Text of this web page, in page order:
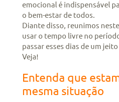
emocional é indispensável
o bem-estar de todos.
Diante disso, reunimos
usar o tempo livre no
passar esses dias de um
Veja!
Entenda que
mesma situação